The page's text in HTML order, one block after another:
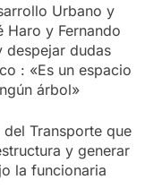
Urbano y
Haro y Fernando
despejar dudas
: «Es un espacio
árbol»
Transporte que
y generar
la funcionaria